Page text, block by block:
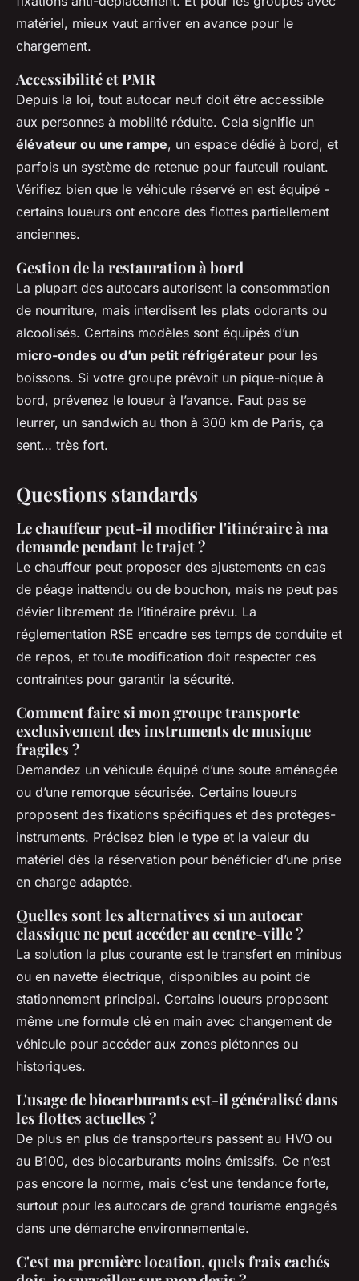
matériel, mieux vaut arriver en avance pour le
chargement.
Accessibilité et PMR
Depuis la loi, tout autocar neuf doit être accessible
aux personnes à mobilité réduite. Cela signifie un
élévateur ou une rampe, un espace dédié à bord, et
parfois un système de retenue pour fauteuil roulant.
Vérifiez bien que le véhicule réservé en est équipé -
certains loueurs ont encore des flottes partiellement
anciennes.
Gestion de la restauration à bord
La plupart des autocars autorisent la consommation
de nourriture, mais interdisent les plats odorants ou
alcoolisés. Certains modèles sont équipés d’un
micro-ondes ou d’un petit réfrigérateur pour les
boissons. Si votre groupe prévoit un pique-nique à
bord, prévenez le loueur à l’avance. Faut pas se
leurrer, un sandwich au thon à 300 km de Paris, ça
sent… très fort.
Questions standards
Le chauffeur peut-il modifier l'itinéraire à ma
demande pendant le trajet ?
Le chauffeur peut proposer des ajustements en cas
de péage inattendu ou de bouchon, mais ne peut pas
dévier librement de l’itinéraire prévu. La
réglementation RSE encadre ses temps de conduite et
de repos, et toute modification doit respecter ces
contraintes pour garantir la sécurité.
Comment faire si mon groupe transporte
exclusivement des instruments de musique
fragiles ?
Demandez un véhicule équipé d’une soute aménagée
ou d’une remorque sécurisée. Certains loueurs
proposent des fixations spécifiques et des protèges-
instruments. Précisez bien le type et la valeur du
matériel dès la réservation pour bénéficier d’une prise
en charge adaptée.
Quelles sont les alternatives si un autocar
classique ne peut accéder au centre-ville ?
La solution la plus courante est le transfert en minibus
ou en navette électrique, disponibles au point de
stationnement principal. Certains loueurs proposent
même une formule clé en main avec changement de
véhicule pour accéder aux zones piétonnes ou
historiques.
L'usage de biocarburants est-il généralisé dans
les flottes actuelles ?
De plus en plus de transporteurs passent au HVO ou
au B100, des biocarburants moins émissifs. Ce n’est
pas encore la norme, mais c’est une tendance forte,
surtout pour les autocars de grand tourisme engagés
dans une démarche environnementale.
C'est ma première location, quels frais cachés